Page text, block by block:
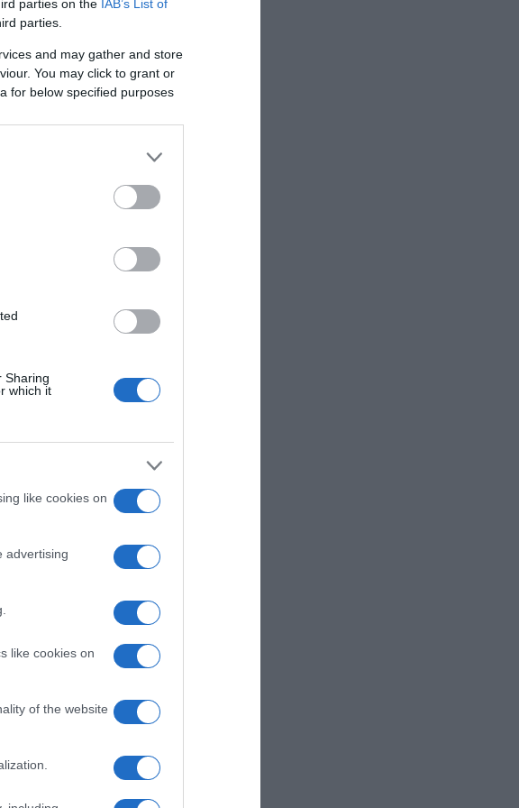
parties on the IAB’s List of
parties.
and may gather and store
You may click to grant or
for below specified purposes
Sharing
which it
like cookies on
advertising
like cookies on
of the website
για να τις
κουζίνα μας!
σχολεία –
υποχρεωτική
των
για τεστ και